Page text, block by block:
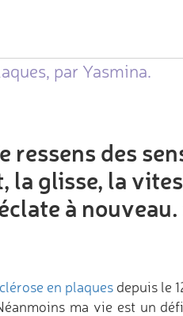
par Yasmina.
ressens des
la glisse, la
à
en plaquesdepuis le
ma vie est un